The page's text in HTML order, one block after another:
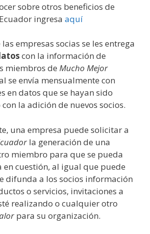
sobre otros beneficios de
ingresa aquí
empresas socias se les entrega
con la información de
miembros de Mucho Mejor
se envía mensualmente con
en datos que se hayan sido
la adición de nuevos socios.
una empresa puede solicitar a
la generación de una
miembro para que se pueda
cuestión, al igual que puede
difunda a los socios información
o servicios, invitaciones a
realizando o cualquier otro
para su organización.